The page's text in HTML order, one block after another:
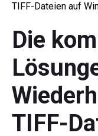
TIFF-Dateien auf
Die
TIFF-